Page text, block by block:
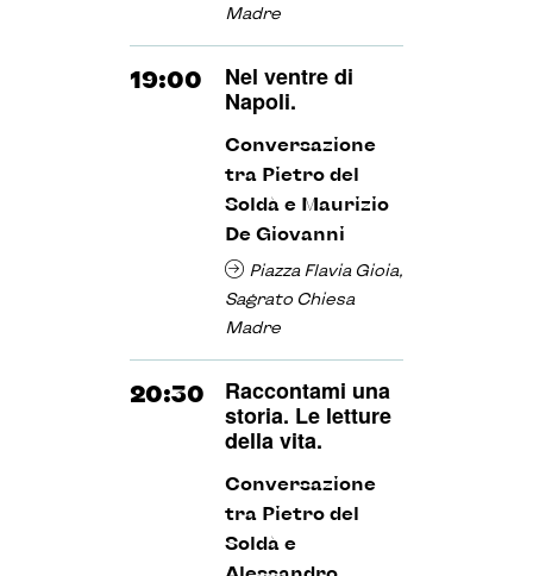
Madre
19:00
Nel ventre di
Napoli.
Conversazione
tra Pietro del
Soldà e Maurizio
De Giovanni
Piazza Flavia Gioia,
Sagrato Chiesa
Madre
20:30
Raccontami una
storia. Le letture
della vita.
Conversazione
tra Pietro del
Soldà e